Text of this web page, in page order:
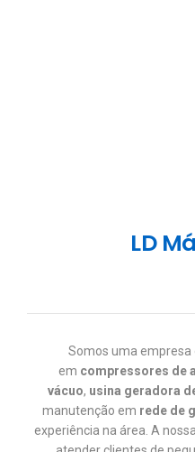
LD
Somos uma
em compressores de
vácuo, usina geradora
manutenção em rede de
experiência na área. A